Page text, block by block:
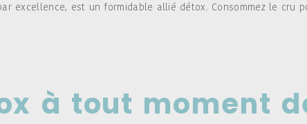
excellence, est un formidable allié détox. Consommez le cru
à tout moment